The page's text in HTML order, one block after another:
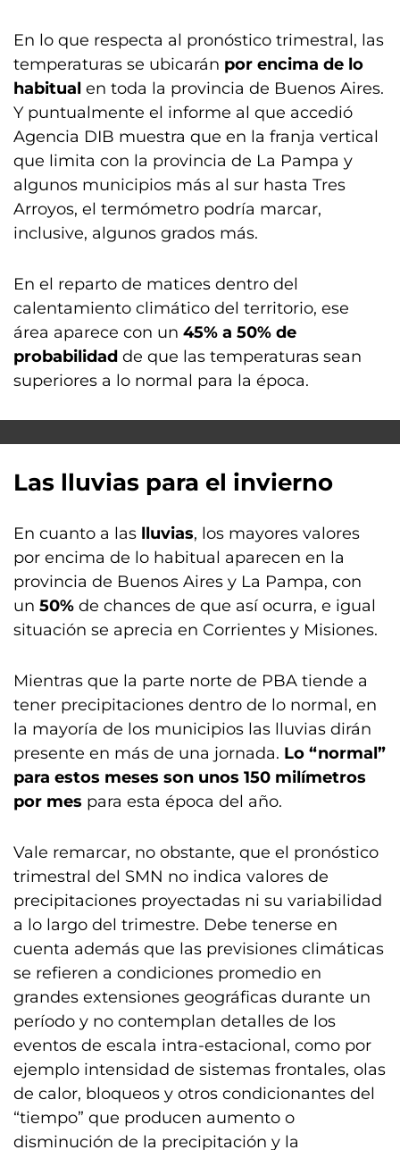
En lo que respecta al pronóstico trimestral, las
temperaturas se ubicarán por encima de lo
habitual en toda la provincia de Buenos Aires.
Y puntualmente el informe al que accedió
Agencia DIB muestra que en la franja vertical
que limita con la provincia de La Pampa y
algunos municipios más al sur hasta Tres
Arroyos, el termómetro podría marcar,
inclusive, algunos grados más.
En el reparto de matices dentro del
calentamiento climático del territorio, ese
área aparece con un 45% a 50% de
probabilidad de que las temperaturas sean
superiores a lo normal para la época.
Las lluvias para el invierno
En cuanto a las lluvias, los mayores valores
por encima de lo habitual aparecen en la
provincia de Buenos Aires y La Pampa, con
un 50% de chances de que así ocurra, e igual
situación se aprecia en Corrientes y Misiones.
Mientras que la parte norte de PBA tiende a
tener precipitaciones dentro de lo normal, en
la mayoría de los municipios las lluvias dirán
presente en más de una jornada. Lo “normal”
para estos meses son unos 150 milímetros
por mes para esta época del año.
Vale remarcar, no obstante, que el pronóstico
trimestral del SMN no indica valores de
precipitaciones proyectadas ni su variabilidad
a lo largo del trimestre. Debe tenerse en
cuenta además que las previsiones climáticas
se refieren a condiciones promedio en
grandes extensiones geográficas durante un
período y no contemplan detalles de los
eventos de escala intra-estacional, como por
ejemplo intensidad de sistemas frontales, olas
de calor, bloqueos y otros condicionantes del
“tiempo” que producen aumento o
disminución de la precipitación y la